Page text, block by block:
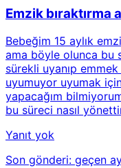
Emzik bıraktırma
Bebeğim 15 aylık
ama böyle olunca bu
sürekli uyanıp
uyumuyor uyumak
yapacağım
bu süreci nasıl
Yanıt yok
Son gönderi: geçen